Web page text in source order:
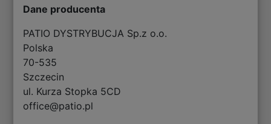
Dane producenta
PATIO DYSTRYBUCJA Sp.z o.o.
Polska
70-535
Szczecin
ul. Kurza Stopka 5CD
office@patio.pl